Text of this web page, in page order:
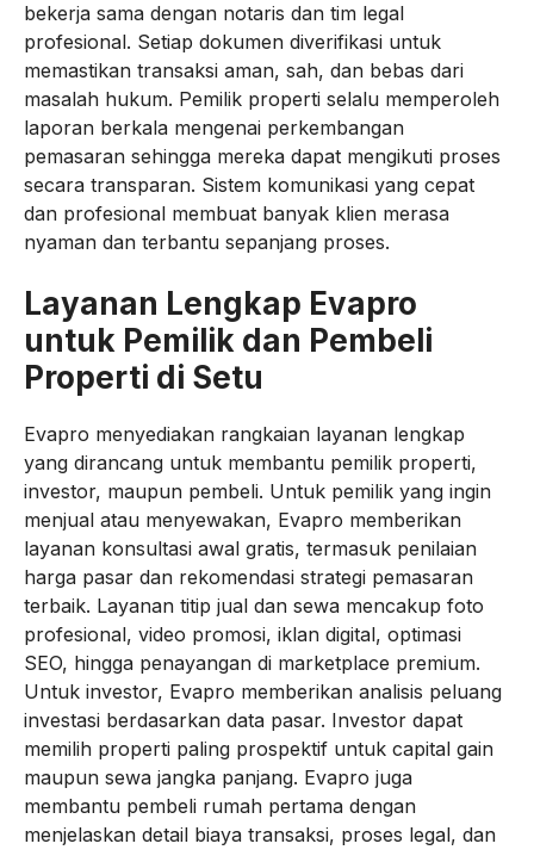
bekerja sama dengan notaris dan tim legal
profesional. Setiap dokumen diverifikasi untuk
memastikan transaksi aman, sah, dan bebas dari
masalah hukum. Pemilik properti selalu memperoleh
laporan berkala mengenai perkembangan
pemasaran sehingga mereka dapat mengikuti proses
secara transparan. Sistem komunikasi yang cepat
dan profesional membuat banyak klien merasa
nyaman dan terbantu sepanjang proses.
Layanan Lengkap Evapro
untuk Pemilik dan Pembeli
Properti di Setu
Evapro menyediakan rangkaian layanan lengkap
yang dirancang untuk membantu pemilik properti,
investor, maupun pembeli. Untuk pemilik yang ingin
menjual atau menyewakan, Evapro memberikan
layanan konsultasi awal gratis, termasuk penilaian
harga pasar dan rekomendasi strategi pemasaran
terbaik. Layanan titip jual dan sewa mencakup foto
profesional, video promosi, iklan digital, optimasi
SEO, hingga penayangan di marketplace premium.
Untuk investor, Evapro memberikan analisis peluang
investasi berdasarkan data pasar. Investor dapat
memilih properti paling prospektif untuk capital gain
maupun sewa jangka panjang. Evapro juga
membantu pembeli rumah pertama dengan
menjelaskan detail biaya transaksi, proses legal, dan